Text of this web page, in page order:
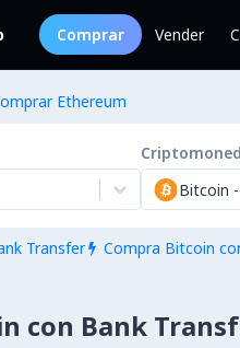
Comprar Vender
Ethereum
Bitcoin -
Transfer  Compra Bitcoin
con Bank